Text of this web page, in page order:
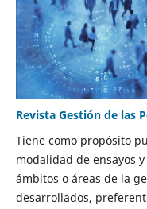
Revista Gestión de las
Tiene como propósito
modalidad de ensayos
ámbitos o áreas de la
desarrollados,